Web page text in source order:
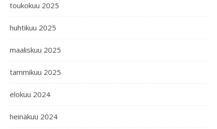
toukokuu 2025
huhtikuu 2025
maaliskuu 2025
tammikuu 2025
elokuu 2024
heinäkuu 2024